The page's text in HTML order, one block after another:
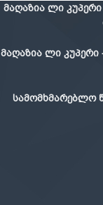
მაღაზია ლი
მაღაზია ლი კუპერი
სამომხმარებლო